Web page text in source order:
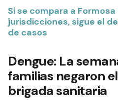
Si se compara a
jurisdicciones, sigue el
de casos
Dengue: La
familias negaron
brigada sanitaria